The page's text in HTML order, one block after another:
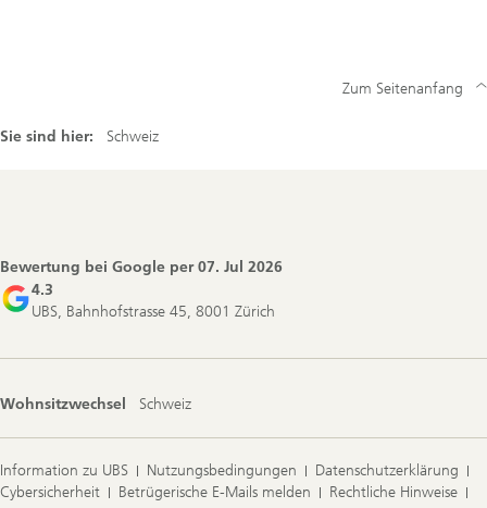
Sie sind hier: Schweiz
Zum Seitenanfang
Bewertung bei Google per07. Jul 2026
4.3
UBS, Bahnhofstrasse 45, 8001 Zürich
Wohnsitzwechsel Schweiz
Information zu UBS Nutzungsbedingungen
Datenschutzerklärung
Cybersicherheit
Betrügerische E-Mails melden
Rechtliche Hinweise